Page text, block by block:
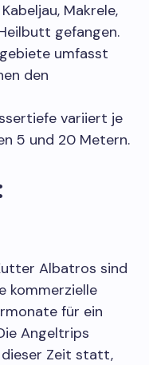
Makrele,
gefangen.
umfasst
den
variiert je
5 und 20 Metern.
Albatros sind
kommerzielle
für ein
Angeltrips
Zeit statt,